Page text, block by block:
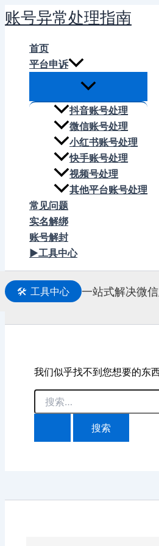
跳
至
账号异常处理指南
首页
平台申诉
抖音账号处理
微信账号处理
小红书账号处理
快手账号处理
视频号处理
其他平台账号处理
常见问题
实名解绑
账号解封
▶工具中心
🛠️ 工具中心 一站式解决微
我们似乎找不到您想要的东
搜
索：